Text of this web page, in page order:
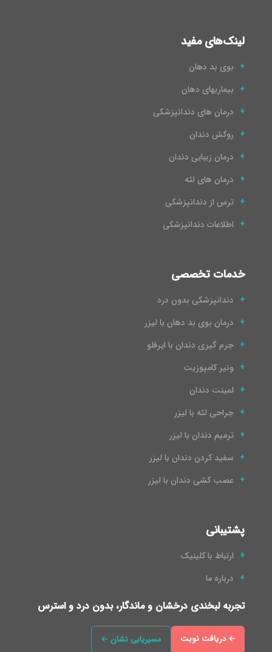
لینک‌های مفید
بوی بد دهان
بیماریهای دهان
درمان های دندانپزشکی
روکش دندان
درمان زیبایی دندان
درمان های لثه
ترس از دندانپزشکی
اطلاعات دندانپزشکی
خدمات تخصصی
دندانپزشکی بدون درد
درمان بوی بد دهان با لیزر
جرم گیری دندان با ایرفلو
ونیر کامپوزیت
لمینت دندان
جراحی لثه با لیزر
ترمیم دندان با لیزر
سفید کردن دندان با لیزر
عصب کشی دندان با لیزر
پشتیبانی
ارتباط با کلینیک
درباره ما
تجربه لبخندی درخشان و ماندگار، بدون درد و استرس
← دریافت نوبت مسیریابی نشان ←